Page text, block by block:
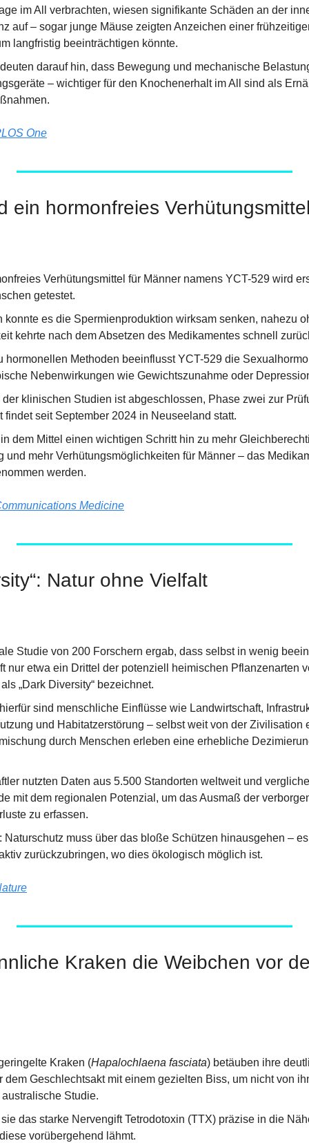
im All verbrachten, wiesen signifikante Schäden an der
auf – sogar junge Mäuse zeigten Anzeichen einer
langfristig beeinträchtigen könnte.
darauf hin, dass Bewegung und mechanische
– wichtiger für den Knochenerhalt im All sind als
One
ein hormonfreies
Verhütungsmittel für Männer namens YCT-529 wird
getestet.
konnte es die Spermienproduktion wirksam senken, nahezu
kehrte nach dem Absetzen des Medikamentes schnell
hormonellen Methoden beeinflusst YCT-529 die
Nebenwirkungen wie Gewichtszunahme oder
klinischen Studien ist abgeschlossen, Phase zwei zur
findet seit September 2024 in Neuseeland statt.
dem Mittel einen wichtigen Schritt hin zu mehr
und mehr Verhütungsmöglichkeiten für Männer – das
werden.
Medicine
Natur ohne Vielfalt
Studie von 200 Forschern ergab, dass selbst in wenig
nur etwa ein Drittel der potenziell heimischen Pflanzenarten
„Dark Diversity“ bezeichnet.
sind menschliche Einflüsse wie Landwirtschaft,
und Habitatzerstörung – selbst weit von der Zivilisation
durch Menschen erleben eine erhebliche
nutzten Daten aus 5.500 Standorten weltweit und
mit dem regionalen Potenzial, um das Ausmaß der
zu erfassen.
Naturschutz muss über das bloße Schützen hinausgehen –
zurückzubringen, wo dies ökologisch möglich ist.
Kraken die Weibchen vor
Kraken (Hapalochlaena fasciata) betäuben ihre
dem Geschlechtsakt mit einem gezielten Biss, um nicht von
Studie.
das starke Nervengift Tetrodotoxin (TTX) präzise in die
vorübergehend lähmt.